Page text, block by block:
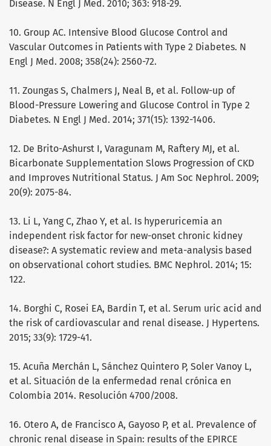
Disease. N Engl J Med. 2010; 363: 918-29.
10. Group AC. Intensive Blood Glucose Control and
Vascular Outcomes in Patients with Type 2 Diabetes. N
Engl J Med. 2008; 358(24): 2560-72.
11. Zoungas S, Chalmers J, Neal B, et al. Follow-up of
Blood-Pressure Lowering and Glucose Control in Type 2
Diabetes. N Engl J Med. 2014; 371(15): 1392-1406.
12. De Brito-Ashurst I, Varagunam M, Raftery MJ, et al.
Bicarbonate Supplementation Slows Progression of CKD
and Improves Nutritional Status. J Am Soc Nephrol. 2009;
20(9): 2075-84.
13. Li L, Yang C, Zhao Y, et al. Is hyperuricemia an
independent risk factor for new-onset chronic kidney
disease?: A systematic review and meta-analysis based
on observational cohort studies. BMC Nephrol. 2014; 15:
122.
14. Borghi C, Rosei EA, Bardin T, et al. Serum uric acid and
the risk of cardiovascular and renal disease. J Hypertens.
2015; 33(9): 1729-41.
15. Acuña Merchán L, Sánchez Quintero P, Soler Vanoy L,
et al. Situación de la enfermedad renal crónica en
Colombia 2014. Resolución 4700/2008.
16. Otero A, de Francisco A, Gayoso P, et al. Prevalence of
chronic renal disease in Spain: results of the EPIRCE